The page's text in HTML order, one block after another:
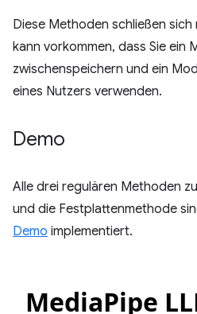
Diese Methoden schließen
kann vorkommen, dass Sie ein
zwischenspeichern und ein
eines Nutzers verwenden.
Demo
Alle drei regulären Methoden
und die Festplattenmethode
Demo implementiert.